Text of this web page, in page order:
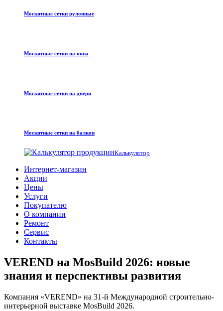
Москитные сетки рулонные
Москитные сетки на окна
Москитные сетки на двери
Москитные сетки на балкон
Калькулятор
Интернет-магазин
Акции
Цены
Услуги
Покупателю
О компании
Ремонт
Сервис
Контакты
VEREND на MosBuild 2026: новые
знания и перспективы развития
Компания «VEREND» на 31-й Международной строительно-
интерьерной выставке MosBuild 2026.